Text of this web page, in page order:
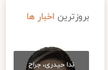
بروزترین اخبار ها
ندا حیدری، جراح